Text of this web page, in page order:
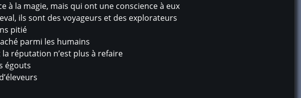
à la magie, mais qui ont une conscience à eux
ils sont des voyageurs et des explorateurs
pitié
parmi les humains
réputation n’est plus à refaire
égouts